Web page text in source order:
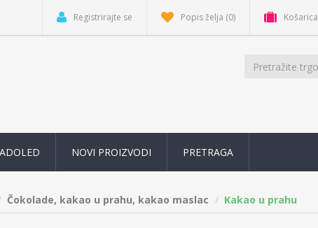
Registrirajte se Popis želja (0) Košarica
NOVI PROIZVODI PRETRAGA
Čokolade, kakao u prahu, kakao maslac Kakao u prahu